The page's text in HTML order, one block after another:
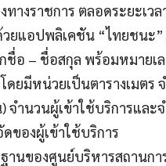
างราชการ ตลอดระยะเว
ยแอปพลิเคชัน “ไทยชนะ
อ – ชื่อสกุล พร้อมหมายเ
ยมีหน่วยเป็นตารางเมตร
จํานวนผู้เข้าใช้บริการและ
ของผู้เข้าใช้บริการ
านของศูนย์บริหารสถานก